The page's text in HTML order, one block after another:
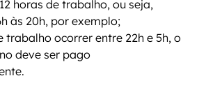
horas de trabalho, ou seja,
às 20h, por exemplo;
trabalho ocorrer entre 22h e 5h, o
deve ser pago